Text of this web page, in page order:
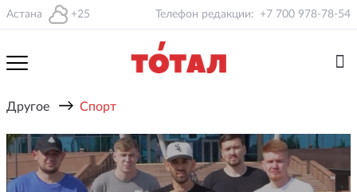
Астана +25 Телефон редакции: +7 700 978-78-54
Другое → Спорт